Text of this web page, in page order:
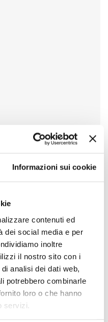
Informazioni sui cookie
contenuti ed
dei social media e per
inoltre
il nostro sito con i
analisi dei dati web,
potrebbero combinarle
loro o che hanno
servizi.
e finanziario,
e dei principali attori
ricerche ABI;
delle banche italiane ed
emersi negli
nella relazione tra industria
progetto editoriale 100%
sostenibilità ambientale